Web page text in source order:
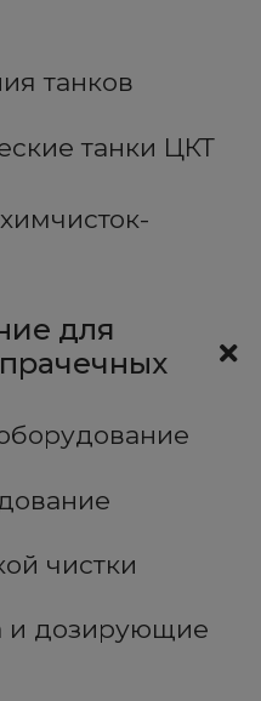
танков
танки ЦКТ
для
чистки
и дозирующие